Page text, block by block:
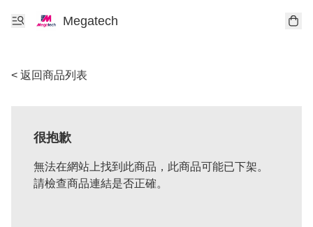
Megatech
< 返回商品列表
很抱歉
無法在網站上找到此商品，此商品可能已下架。
請檢查商品連結是否正確。